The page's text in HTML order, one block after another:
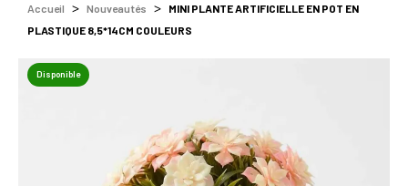
Accueil Nouveautés
MINI PLANTE ARTIFICIELLE EN POT EN
PLASTIQUE 8,5*14CM COULEURS
Disponible